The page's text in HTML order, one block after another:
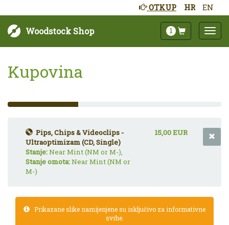
HR EN
OTKUP
Woodstock Shop 1
Kupovina
33%
Complete
Pips, Chips & Videoclips -
Ultraoptimizam (CD, Single)
Stanje:Near Mint (NM or M-),
Stanje omota:Near Mint (NM or
M-)
15,00 EUR
Prikazane slike namijenjene su isključivo za informativne
svrhe.